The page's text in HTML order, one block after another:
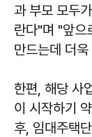
과 부모 모두
란다"며 "앞으
만드는데 더
한편, 해당 사
이 시작하기
후, 임대주택